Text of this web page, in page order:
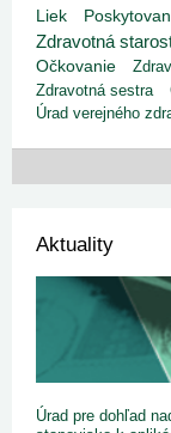
Liek
Zdravotná
Očkovanie
Zdravotná sestra
Úrad verejného
Aktuality
Úrad pre dohľad